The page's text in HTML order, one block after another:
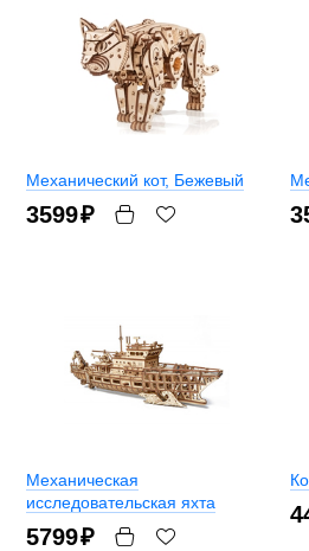
Механический кот, Бежевый
3599₽
Механическая
исследовательская яхта
5799₽